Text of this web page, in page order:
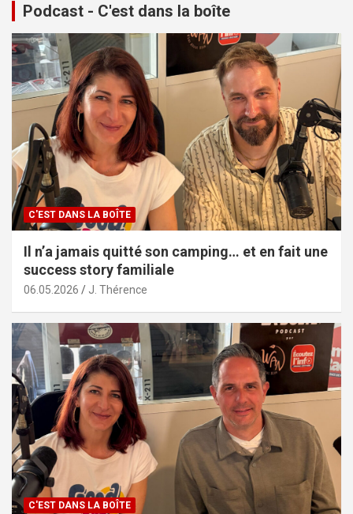
Podcast - C'est dans la boîte
C'EST DANS LA BOÎTE
Il n’a jamais quitté son camping… et en fait une
success story familiale
06.05.2026 J. Thérence
C'EST DANS LA BOÎTE